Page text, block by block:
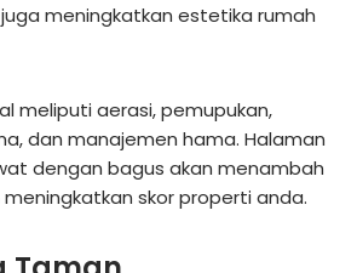
meningkatkan estetika rumah
meliputi aerasi, pemupukan,
dan manajemen hama. Halaman
dengan bagus akan menambah
skor properti anda.